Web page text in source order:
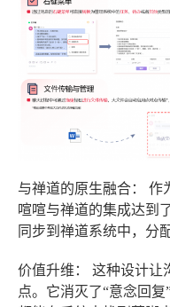
与禅道的原生融合：
作
喧喧与禅道的集成达到
同步到禅道系统中，分
价值升维：
这种设计让
点。它消灭了“意念回